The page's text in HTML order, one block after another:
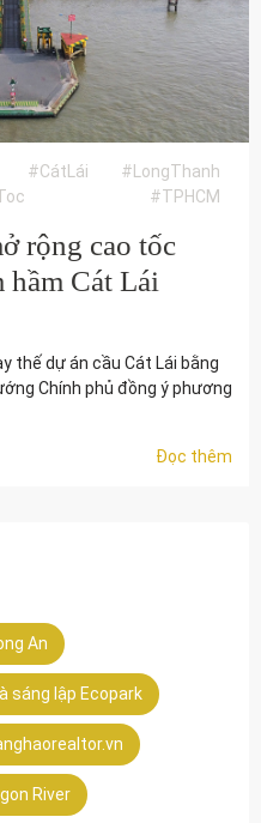
#CátLái
#LongThanh
#TPHCM
rộng cao tốc
hầm Cát Lái
thế dự án cầu Cát Lái bằng
Chính phủ đồng ý phương
Đọc thêm
An
sáng lập Ecopark
River